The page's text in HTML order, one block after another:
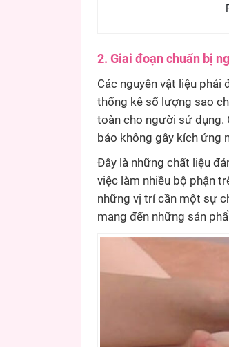
2. Giai đoạn chuẩn bị
Các nguyên vật liệu
thống kê số lượng sao
toàn cho người sử dụng.
bảo không gây kích ứng
Đây là những chất liệu
việc làm nhiều bộ phận
những vị trí cần một sự
mang đến những sản